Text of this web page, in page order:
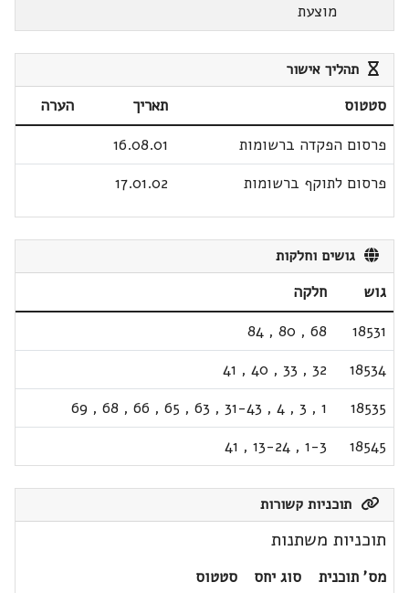
מוצעת
תהליך אישור
סטטוס תאריך
הערה
פרסום הפקדה ברשומות
16.08.01
פרסום לתוקף ברשומות
17.01.02
גושים וחלקות
גוש
חלקה
18531
68
,
80
,
84
18534
32
,
33
,
40
,
41
18535
1
,
3
,
4
,
31-43
,
63
,
65
,
66
,
68
,
69
18545
1-3
,
13-24
,
41
תוכניות קשורות
תוכניות משתנות
מס' תוכנית סוג יחס
סטטוס